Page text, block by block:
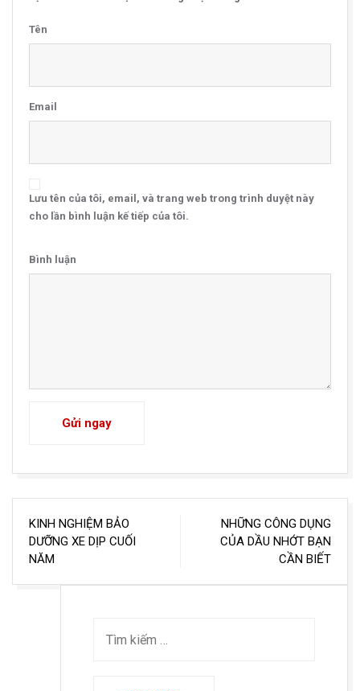
Tên
Email
Lưu tên của tôi, email, và trang web trong trình duyệt này
cho lần bình luận kế tiếp của tôi.
Bình luận
Gửi ngay
Điều
hướng
bài
viết
KINH NGHIỆM BẢO
DƯỠNG XE DỊP CUỐI
NĂM
NHỮNG CÔNG DỤNG
CỦA DẦU NHỚT BẠN
CẦN BIẾT